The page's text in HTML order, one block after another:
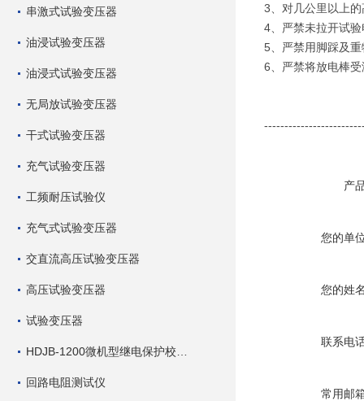
串激式试验变压器
油浸试验变压器
油浸式试验变压器
无局放试验变压器
干式试验变压器
充气试验变压器
工频耐压试验仪
充气式试验变压器
交直流高压试验变压器
高压试验变压器
试验变压器
回路电阻测试仪
3、对几公里以上
4、严禁未拉开试
5、严禁用脚踩及
6、严禁将放电棒
产
您的单
您的姓
联系电
常用邮